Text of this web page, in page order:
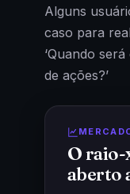
Alguns
caso para
‘Quando
de ações?’
O raio-
aberto